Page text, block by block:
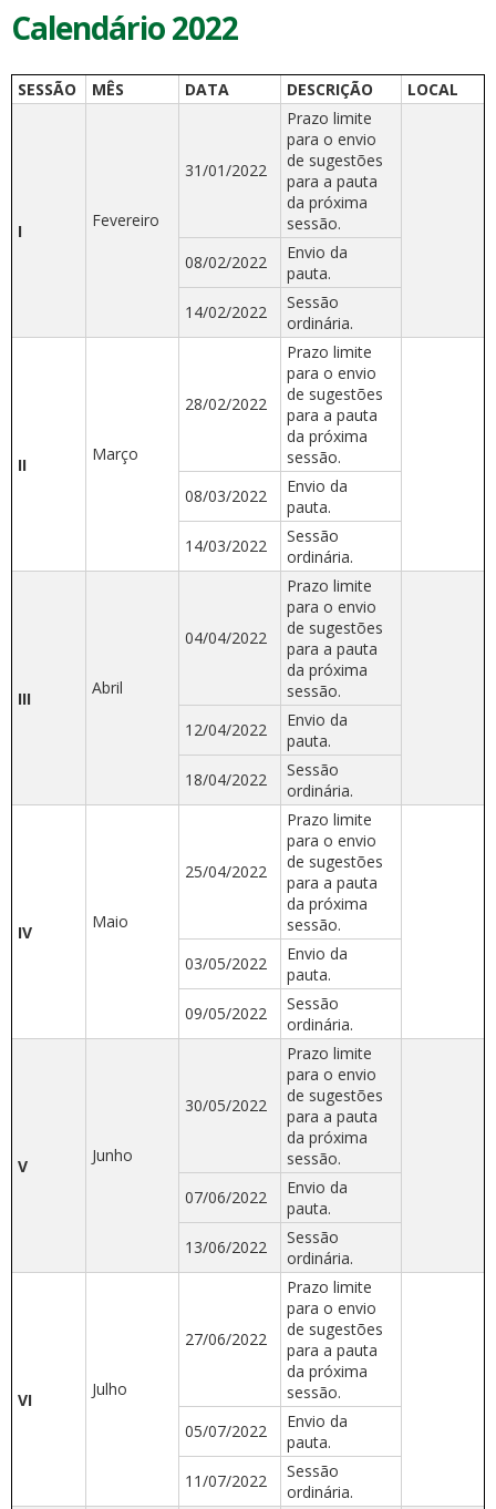
Calendário 2022
SESSÃO MÊS DATA DESCRIÇÃO LOCAL
I
Fevereiro
31/01/2022
Prazo limite
para o envio
de sugestões
para a pauta
da próxima
sessão.
08/02/2022
Envio da
pauta.
14/02/2022
Sessão
ordinária.
II
Março
28/02/2022
Prazo limite
para o envio
de sugestões
para a pauta
da próxima
sessão.
08/03/2022
Envio da
pauta.
14/03/2022
Sessão
ordinária.
III
Abril
04/04/2022
Prazo limite
para o envio
de sugestões
para a pauta
da próxima
sessão.
12/04/2022
Envio da
pauta.
18/04/2022
Sessão
ordinária.
IV
Maio
25/04/2022
Prazo limite
para o envio
de sugestões
para a pauta
da próxima
sessão.
03/05/2022
Envio da
pauta.
09/05/2022
Sessão
ordinária.
V
Junho
30/05/2022
Prazo limite
para o envio
de sugestões
para a pauta
da próxima
sessão.
07/06/2022
Envio da
pauta.
13/06/2022
Sessão
ordinária.
VI
Julho
27/06/2022
Prazo limite
para o envio
de sugestões
para a pauta
da próxima
sessão.
05/07/2022
Envio da
pauta.
11/07/2022
Sessão
ordinária.